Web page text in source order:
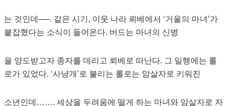
는 것인데──. 같은 시기, 이웃 나라 뢰베에서 ‘거울의 마녀’가
붙잡혔다는 소식이 들어온다. 버드는 마녀의 신병
을 양도받고자 종자를 데리고 뢰베로 떠난다. 그 일행에는 롤
로가 있었다. ‘사냥개’로 불리는 롤로는 암살자로 키워진
소년인데……. 세상을 두려움에 떨게 하는 마녀와 암살자로 자